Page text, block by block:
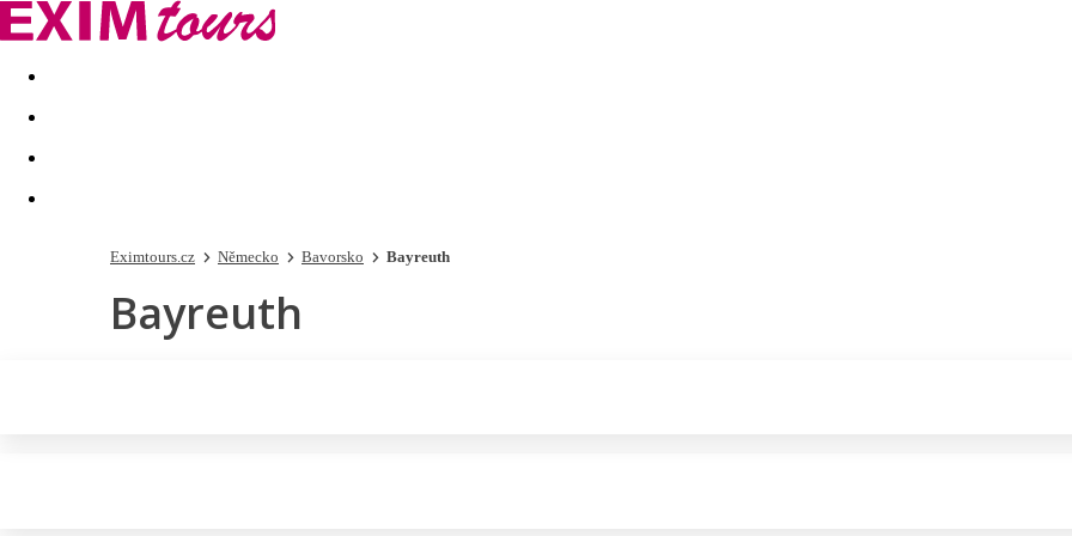
Akční nabídky Last minute
Eximtours.cz Německo Bavorsko Bayreuth
Bayreuth